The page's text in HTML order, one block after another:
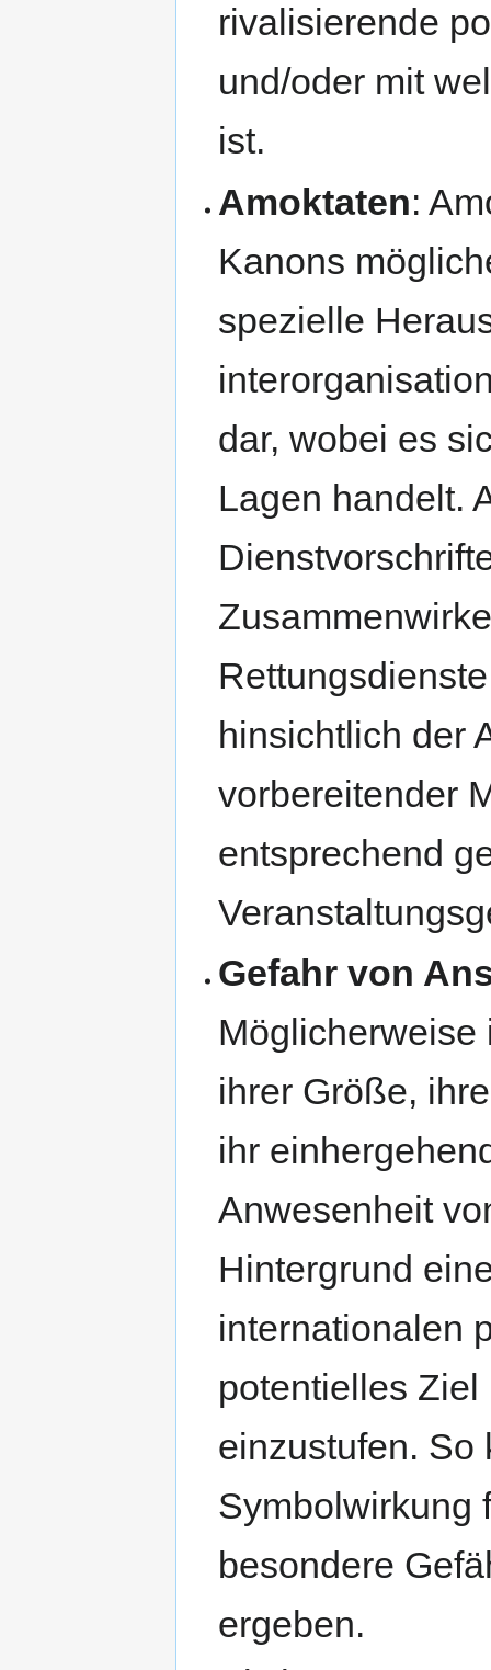
rivalisierende
und/oder mit
ist.
Amoktaten:
Kanons
spezielle
dar, wobei es
Lagen handelt.
hinsichtlich der
vorbereitender
entsprechend
Gefahr von
Möglicherweise
ihrer Größe,
ihr
Anwesenheit
Hintergrund
internationalen
potentielles Ziel
einzustufen. So
Symbolwirkung
besondere
ergeben.